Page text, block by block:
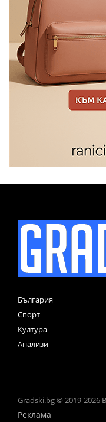
България
Спорт
Култура
Анализи
Gradski.bg © 2019-2026
Реклама